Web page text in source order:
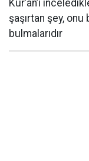
Kur’an’ı
şaşırtan şey,
bulmalarıdır